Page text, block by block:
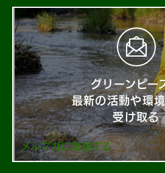
グリーンピー
最新の活動や環
受け取る
メルマガに登録する